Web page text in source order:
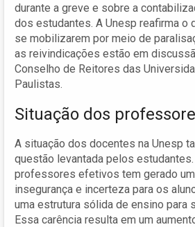
durante a greve e sobre a
dos estudantes. A Unesp reafirma o
se mobilizarem por meio de
as reivindicações estão em
Conselho de Reitores das
Paulistas.
Situação dos
A situação dos docentes na Unesp
questão levantada pelos
professores efetivos tem gerado
insegurança e incerteza para os
uma estrutura sólida de ensino para
Essa carência resulta em um